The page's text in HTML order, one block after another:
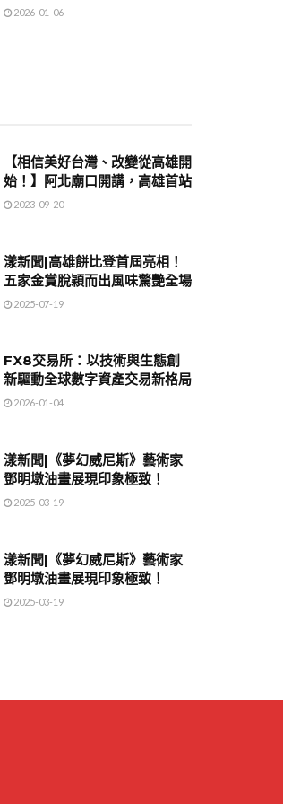
2026-01-06
【相信美好台灣、改變從高雄開
始！】阿北廟口開講，高雄首站
2023-09-20
漾新聞|高雄餅比登首屆亮相！
五家金賞脫穎而出風味驚艷全場
2025-07-19
FX8交易所：以技術與生態創
新驅動全球數字資產交易新格局
2026-01-04
漾新聞|《夢幻威尼斯》藝術家
鄧明墩油畫展現印象極致！
2025-03-19
漾新聞|《夢幻威尼斯》藝術家
鄧明墩油畫展現印象極致！
2025-03-19